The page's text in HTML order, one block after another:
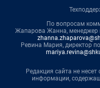
По вопросам
Жапарова Жанна, менеджер
Ревина Мария, директор
Редакция сайта не несет
информации,